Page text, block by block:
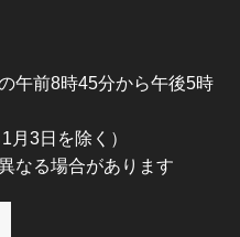
午前8時45分から午後5時
月3日を除く）
なる場合があります